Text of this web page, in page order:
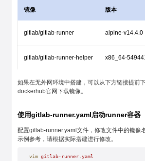
镜像 版本
gitlab/gitlab-runner alpine-v14.4.0
gitlab/gitlab-runner-helper x86_64-
如果在无外网环境中搭建，可以从下方链接提前
dockerhub官网下载镜像。
使用gitlab-runner.yaml启动runner容器
配置gitlab-runner.yaml文件，修改文件中的镜像
示例参考，请根据实际搭建进行修改。
vim gitlab-runner.yaml